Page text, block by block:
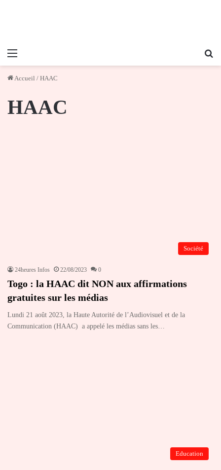
Menu
Accueil / HAAC
HAAC
Société
24heures Infos 22/08/2023 0
Togo : la HAAC dit NON aux affirmations
gratuites sur les médias
Lundi 21 août 2023, la Haute Autorité de l’Audiovisuel et de la
Communication (HAAC) a appelé les médias sans les…
Education